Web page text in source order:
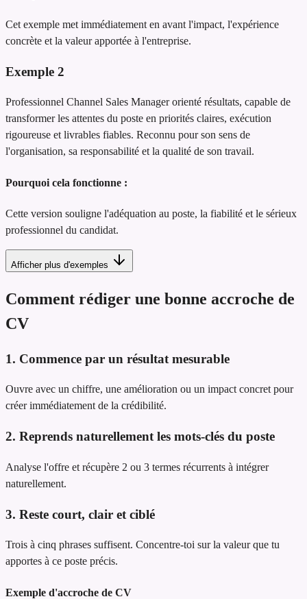
Cet exemple met immédiatement en avant l'impact, l'expérience
concrète et la valeur apportée à l'entreprise.
Exemple 2
Professionnel Channel Sales Manager orienté résultats, capable de
transformer les attentes du poste en priorités claires, exécution
rigoureuse et livrables fiables. Reconnu pour son sens de
l'organisation, sa responsabilité et la qualité de son travail.
Pourquoi cela fonctionne :
Cette version souligne l'adéquation au poste, la fiabilité et le sérieux
professionnel du candidat.
Afficher plus d'exemples
Comment rédiger une bonne accroche de
CV
1. Commence par un résultat mesurable
Ouvre avec un chiffre, une amélioration ou un impact concret pour
créer immédiatement de la crédibilité.
2. Reprends naturellement les mots-clés du poste
Analyse l'offre et récupère 2 ou 3 termes récurrents à intégrer
naturellement.
3. Reste court, clair et ciblé
Trois à cinq phrases suffisent. Concentre-toi sur la valeur que tu
apportes à ce poste précis.
Exemple d'accroche de CV